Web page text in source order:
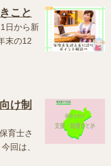
こと
日から新
末の12
け制
育士さ
回は、